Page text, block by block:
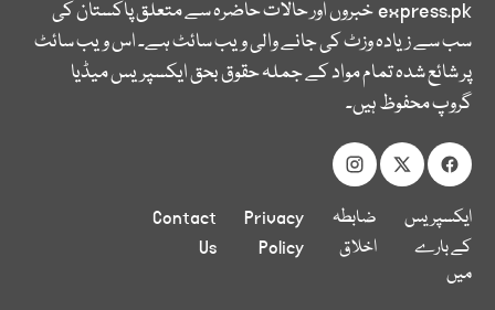
express.pkخبروں اور حالات حاضرہ سے متعلق پاکستان کی
سب سے زیادہ وزٹ کی جانے والی ویب سائٹ ہے۔ اس ویب سائٹ
پر شائع شدہ تمام مواد کے جملہ حقوق بحق ایکسپریس میڈیا
گروپ محفوظ ہیں۔
ایکسپریس
کے بارے
میں
ضابطہ
اخلاق
Privacy
Policy
Contact
Us